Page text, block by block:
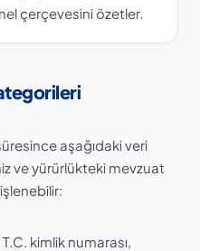
çerçevesini özetler.
aşağıdaki veri
ve yürürlükteki mevzuat
kimlik numarası,